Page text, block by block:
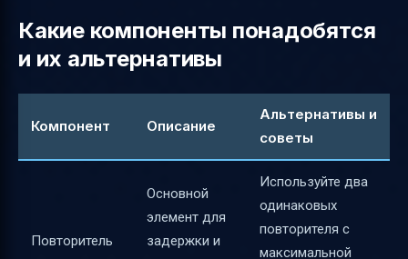
Какие компоненты понадобятся
и их альтернативы
Компонент Описание
Альтернативы и
советы
Повторитель
Основной
элемент для
задержки и
Используйте два
одинаковых
повторителя с
максимальной